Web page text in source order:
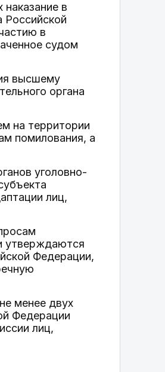
в
Российской
в
судом
высшему
органа
на территории
помилования, а
уголовно-
лиц,
утверждаются
Федерации,
менее двух
Федерации
лиц,